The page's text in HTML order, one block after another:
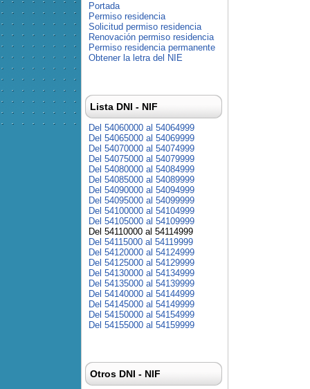
Portada
Permiso residencia
Solicitud permiso residencia
Renovación permiso residencia
Permiso residencia permanente
Obtener la letra del NIE
Lista DNI - NIF
Del 54060000 al 54064999
Del 54065000 al 54069999
Del 54070000 al 54074999
Del 54075000 al 54079999
Del 54080000 al 54084999
Del 54085000 al 54089999
Del 54090000 al 54094999
Del 54095000 al 54099999
Del 54100000 al 54104999
Del 54105000 al 54109999
Del 54110000 al 54114999
Del 54115000 al 54119999
Del 54120000 al 54124999
Del 54125000 al 54129999
Del 54130000 al 54134999
Del 54135000 al 54139999
Del 54140000 al 54144999
Del 54145000 al 54149999
Del 54150000 al 54154999
Del 54155000 al 54159999
Otros DNI - NIF